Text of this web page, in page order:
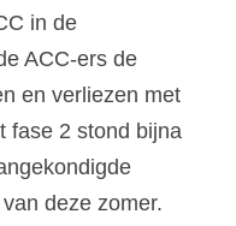
in de
ACC-ers de
en verliezen met
fase 2 stond bijna
deze zomer.